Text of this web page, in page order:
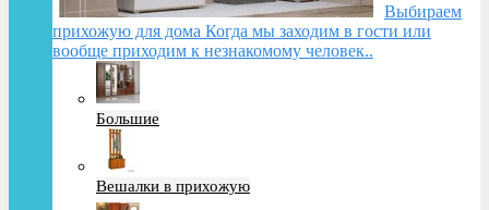
Выбираем
прихожую для дома Когда мы заходим в гости или
вообще приходим к незнакомому человек..
Большие
Вешалки в прихожую